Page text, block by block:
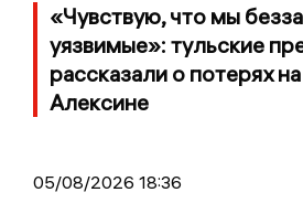
«Чувствую, что мы
уязвимые»: тульские
рассказали о потерях
Алексине
05/08/2026 18:36